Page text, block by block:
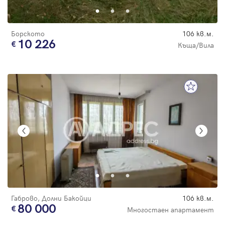
Борското 106 кв.м.
10 226 Къща/Вила
Габрово, Долни Бакойци 106 кв.м.
80 000 Многостаен апартамент